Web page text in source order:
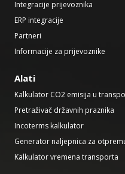
Integracije prijevoznika
ERP integracije
Partneri
Informacije za prijevoznike
Alati
Kalkulator CO2 emisija u
Pretraživač državnih praznika
Incoterms kalkulator
Generator naljepnica za
Kalkulator vremena transporta